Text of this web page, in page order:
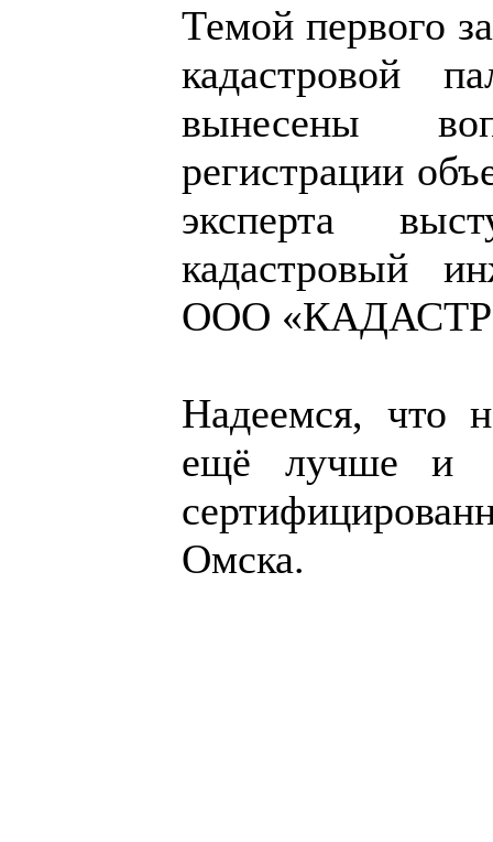
Темой первого
кадастровой
вынесены
регистрации
эксперта
кадастровый
ООО
Надеемся, что
ещё лучше и
Омска.